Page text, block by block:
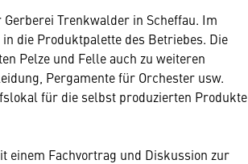
Trenkwalder in Scheffau. Im
die Produktpalette des Betriebes. Die
Pelze und Felle auch zu weiteren
Pergamente für Orchester usw.
für die selbst produzierten Produkte
einem Fachvortrag und Diskussion zur